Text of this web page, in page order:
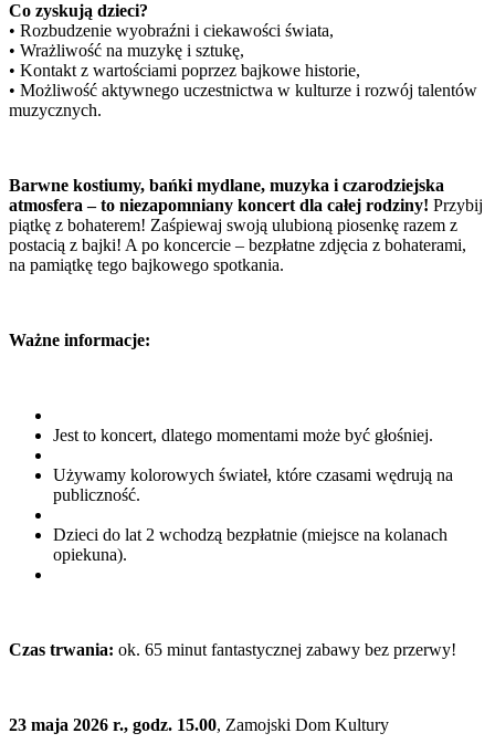
Co zyskują dzieci?
• Rozbudzenie wyobraźni i ciekawości świata,
• Wrażliwość na muzykę i sztukę,
• Kontakt z wartościami poprzez bajkowe historie,
• Możliwość aktywnego uczestnictwa w kulturze i rozwój talentów
muzycznych.
Barwne kostiumy, bańki mydlane, muzyka i czarodziejska
atmosfera – to niezapomniany koncert dla całej rodziny! Przybij
piątkę z bohaterem! Zaśpiewaj swoją ulubioną piosenkę razem z
postacią z bajki! A po koncercie – bezpłatne zdjęcia z bohaterami,
na pamiątkę tego bajkowego spotkania.
Ważne informacje:
Jest to koncert, dlatego momentami może być głośniej.
Używamy kolorowych świateł, które czasami wędrują na
publiczność.
Dzieci do lat 2 wchodzą bezpłatnie (miejsce na kolanach
opiekuna).
Czas trwania: ok. 65 minut fantastycznej zabawy bez przerwy!
23 maja 2026 r., godz. 15.00, Zamojski Dom Kultury